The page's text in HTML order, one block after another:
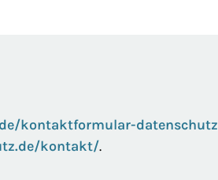
kontaktformular-datenschutz
kontakt/.